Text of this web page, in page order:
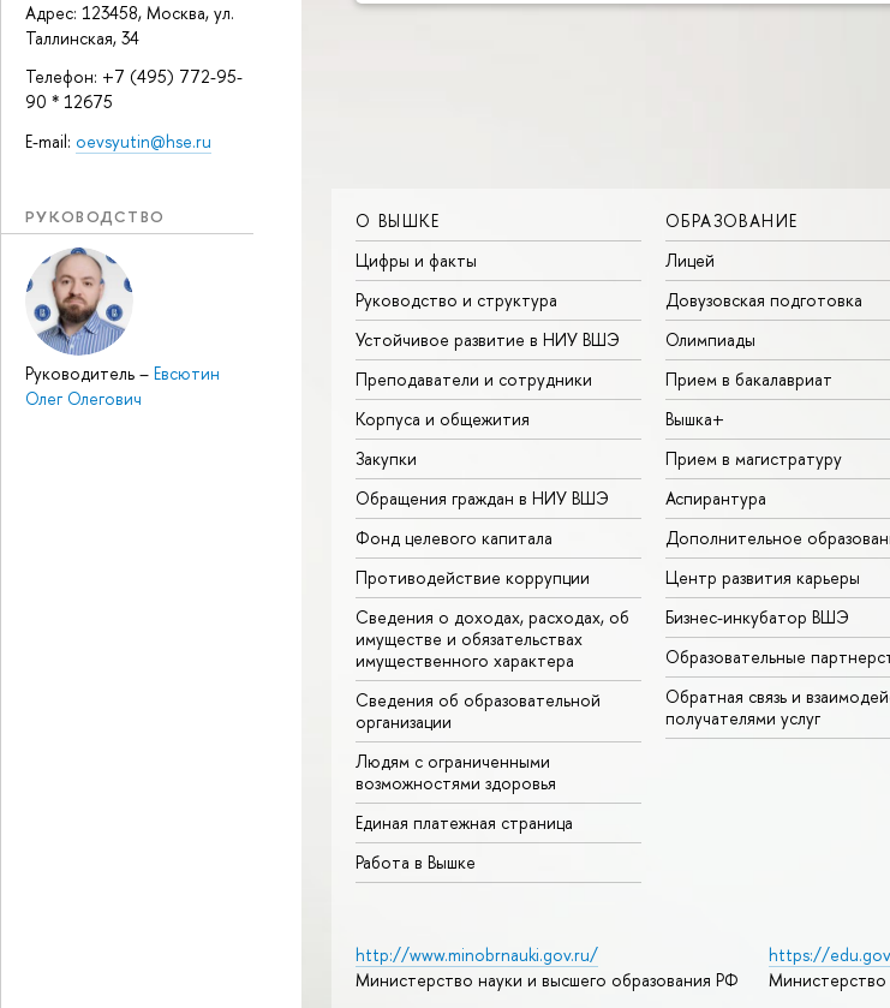
Адрес: 123458, Москва, ул.
Таллинская, 34
Телефон: +7 (495) 772-95-
90 * 12675
E-mail: oevsyutin@hse.ru
РУКОВОДСТВО
Руководитель – Евсютин
Олег Олегович
О ВЫШКЕ
Цифры и факты
Руководство и структура
Устойчивое развитие в НИУ ВШЭ
Преподаватели и сотрудники
Корпуса и общежития
Закупки
Обращения граждан в НИУ ВШЭ
Фонд целевого капитала
Противодействие коррупции
Сведения о доходах, расходах, об
имуществе и обязательствах
имущественного характера
Сведения об образовательной
организации
Людям с ограниченными
возможностями здоровья
Единая платежная страница
Работа в Вышке
ОБРАЗОВАНИЕ
Лицей
Довузовская подготовка
Олимпиады
Прием в бакалавриат
Вышка+
Прием в магистратуру
Аспирантура
Дополнительное
Центр развития карьеры
Бизнес-инкубатор ВШЭ
Образовательные
Обратная связь и
получателями услуг
http://www.minobrnauki.gov.ru/
Министерство науки и высшего образования РФ
https://